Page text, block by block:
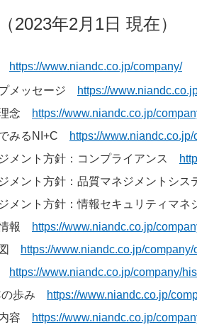
2023年2月1日 現在）
https://www.niandc.co.jp/company/
プメッセージ
https://
念
https://www.niandc.co.jp/
みるNI+C
https://
メント方針：コンプライアンス
メント方針：品質マネジメントシ
メント方針：情報セキュリティマ
報
https://www.niandc.co.jp/
https://www.niandc.co.jp/company/
https://www.niandc.co.jp/company/
の歩み
https://www.niandc.co.jp/
容
https://www.niandc.co.jp/